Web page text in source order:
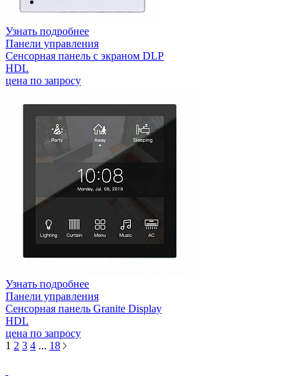
Узнать подробнее
Панели управления
Сенсорная панель с экраном DLP
HDL
цена по запросу
Узнать подробнее
Панели управления
Сенсорная панель Granite Display
HDL
цена по запросу
1 2 3 4 ... 18